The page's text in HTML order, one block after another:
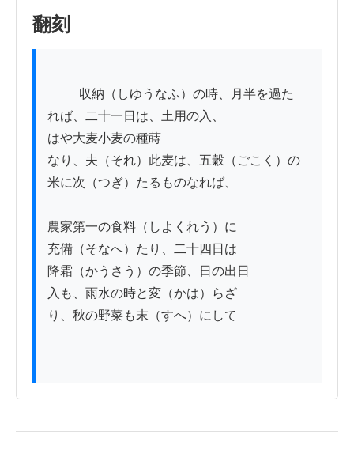
翻刻
れば、二十一日は、土用の入、
はや大麦小麦の種蒔
なり、夫（それ）此麦は、五穀（ごこく）の
米に次（つぎ）たるものなれば、
農家第一の食料（しよくれう）に
充備（そなへ）たり、二十四日は
降霜（かうさう）の季節、日の出日
入も、雨水の時と変（かは）らざ
り、秋の野菜も末（すへ）にして